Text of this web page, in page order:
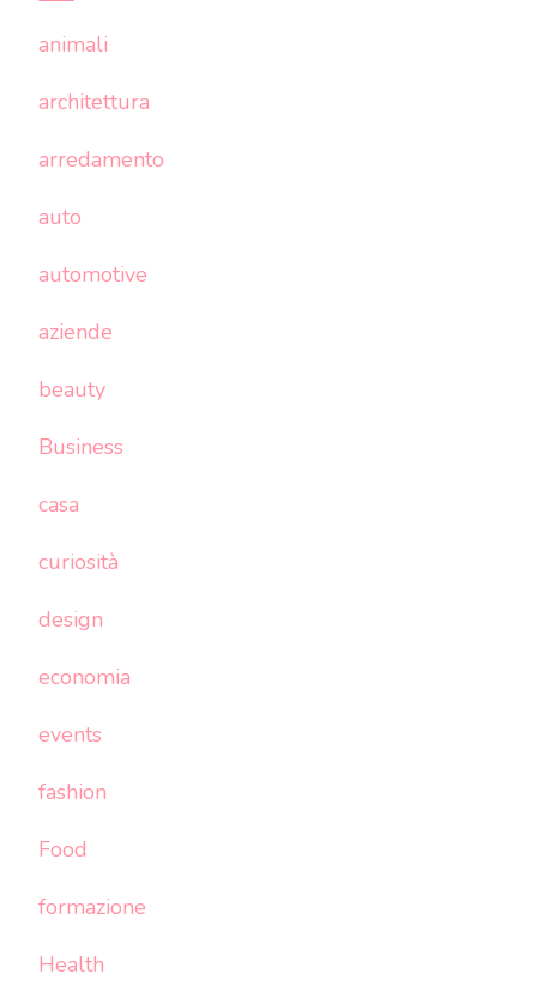
animali
architettura
arredamento
auto
automotive
aziende
beauty
Business
casa
curiosità
design
economia
events
fashion
Food
formazione
Health